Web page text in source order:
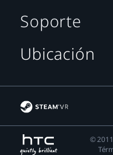
Soporte
Ubicación
©